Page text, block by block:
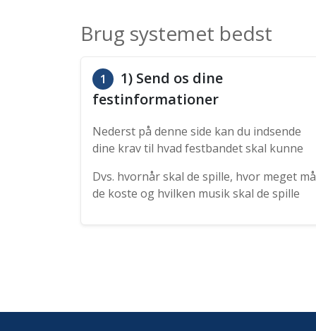
Brug systemet bedst
1
1) Send os dine
festinformationer
Nederst på denne side kan du indsende
dine krav til hvad festbandet skal kunne
Dvs. hvornår skal de spille, hvor meget må
de koste og hvilken musik skal de spille